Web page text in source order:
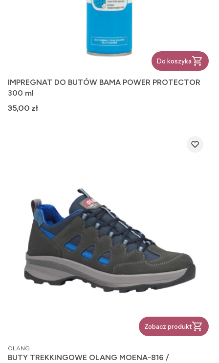
Do koszyka
IMPREGNAT DO BUTÓW BAMA POWER PROTECTOR
300 ml
Cena
35,00 zł
Zobacz produkt
PRODUCENT
OLANG
BUTY TREKKINGOWE OLANG MOENA-816 /